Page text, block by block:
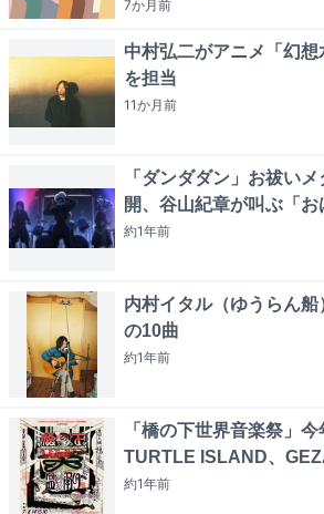
7か月前
中村弘二がアニメ「幻
を担当
11か月前
「ダンダダン」お祓い
開、谷山紀章が叫ぶ「お
約1年前
内村イタル（ゆうらん
の10曲
約1年前
「橋の下世界音楽祭」
TURTLE ISLAND、
約1年前